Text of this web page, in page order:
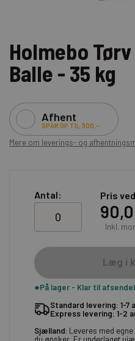
Holmebo
Balle - 35 kg
Afhent
SPAR OP TIL 300,-
Mere om leverings- og
Antal: Pris
Inkl.
Læg i
På lager - Klar til
Standard levering: 1-7
Express levering: 1-2
Sjælland: Leveres med